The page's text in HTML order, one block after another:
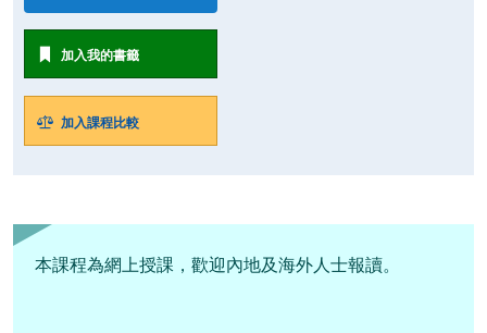
加入我的書籤
加入課程比較
本課程為網上授課，歡迎內地及海外人士報讀。